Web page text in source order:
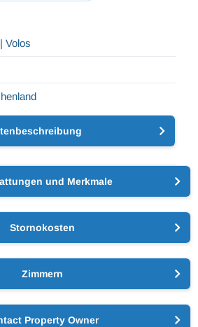
Volos
und Merkmale
Stornokosten
Zimmern
Property Owner